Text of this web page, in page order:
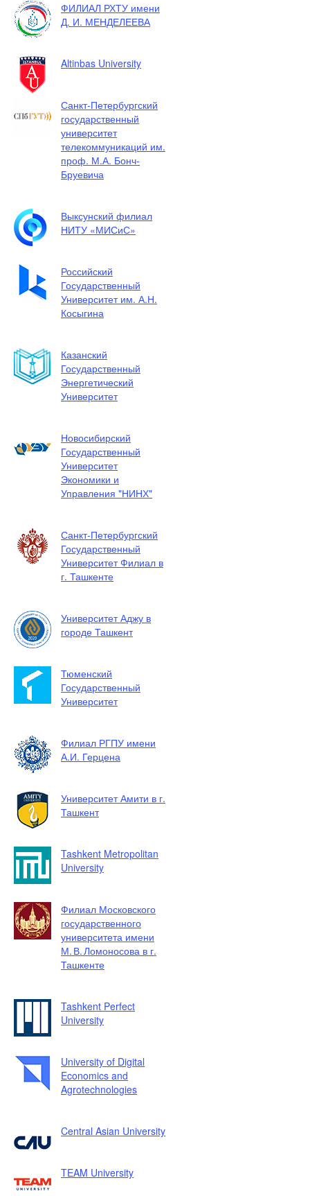
ФИЛИАЛ РХТУ имени
Д. И. МЕНДЕЛЕЕВА
Altinbas University
Санкт-Петербургский
государственный
университет
телекоммуникаций им.
проф. М.А. Бонч-
Бруевича
Выксунский филиал
НИТУ «МИСиС»
Российский
Государственный
Университет им. А.Н.
Косыгина
Казанский
Государственный
Энергетический
Университет
Новосибирский
Государственный
Университет
Экономики и
Управления "НИНХ"
Санкт-Петербургский
Государственный
Университет Филиал в
г. Ташкенте
Университет Аджу в
городе Ташкент
Тюменский
Государственный
Университет
Филиал РГПУ имени
А.И. Герцена
Университет Амити в г.
Ташкент
Tashkent Metropolitan
University
Филиал Московского
государственного
университета имени
М. В. Ломоносова в г.
Ташкенте
Tashkent Perfect
University
University of Digital
Economics and
Agrotechnologies
Central Asian University
TEAM University